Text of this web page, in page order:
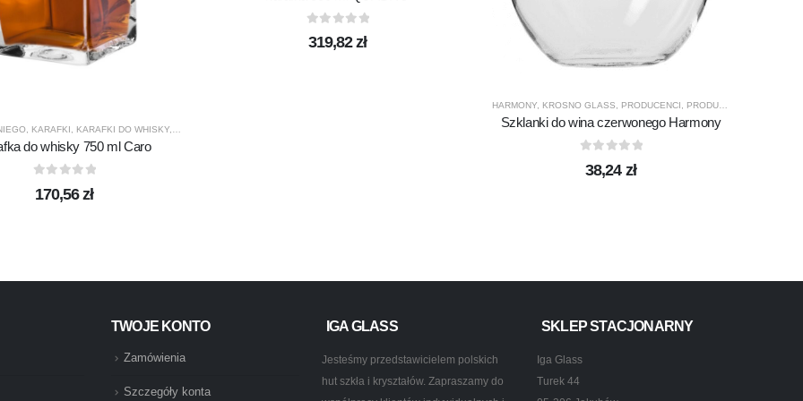
, PROMOCJE,TERMISIL
, KARAFKI , KARAFKI DO WHISKY, KROSNO GLASS
do whisky 750 ml Caro
170,56zł
319,82zł
HARMONY, KROSNO GLASS, PRODUCENCI , PRODUKTY
Szklanki do wina czerwonego Harmony
38,24 zł
TWOJE KONTO
Zamówienia
Szczegóły konta
IGA GLASS
Jesteśmy przedstawicielem polskich
hut szkła i kryształów. Zapraszamy do
SKLEP STACJONARNY
Iga Glass
Turek 44